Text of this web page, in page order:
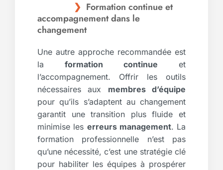
Formation continue et
accompagnement dans le
changement
Une autre approche recommandée est
la formation continue et
l’accompagnement. Offrir les outils
nécessaires aux membres d’équipe
pour qu’ils s’adaptent au changement
garantit une transition plus fluide et
minimise les erreurs management. La
formation professionnelle n’est pas
qu’une nécessité, c’est une stratégie clé
pour habiliter les équipes à prospérer